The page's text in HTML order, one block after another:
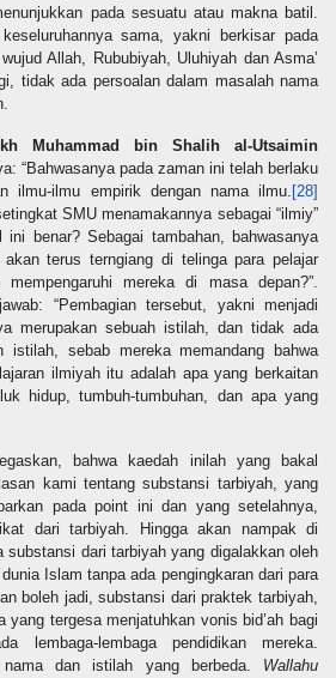
pada sesuatu atau makna batil.
sama, yakni berkisar pada
Allah, Rububiyah, Uluhiyah dan Asma’
tidak ada persoalan dalam masalah nama
Muhammad bin Shalih al-Utsaimin
“Bahwasanya pada zaman ini telah berlaku
ilmu-ilmu empirik dengan nama ilmu. [28]
SMU menamakannya sebagai “ilmiy”
ini benar? Sebagai tambahan, bahwasanya
akan terus terngiang di telinga para pelajar
mereka di masa depan?”.
“Pembagian tersebut, yakni menjadi
merupakan sebuah istilah, dan tidak ada
istilah, sebab mereka memandang bahwa
ilmiyah itu adalah apa yang berkaitan
hidup, tumbuh-tumbuhan, dan apa yang
bahwa kaedah inilah yang bakal
kami tentang substansi tarbiyah, yang
pada point ini dan yang setelahnya,
dari tarbiyah. Hingga akan nampak di
substansi dari tarbiyah yang digalakkan oleh
Islam tanpa ada pengingkaran dari para
boleh jadi, substansi dari praktek tarbiyah,
yang tergesa menjatuhkan vonis bid’ah bagi
lembaga-lembaga pendidikan mereka.
nama dan istilah yang berbeda. Wallahu